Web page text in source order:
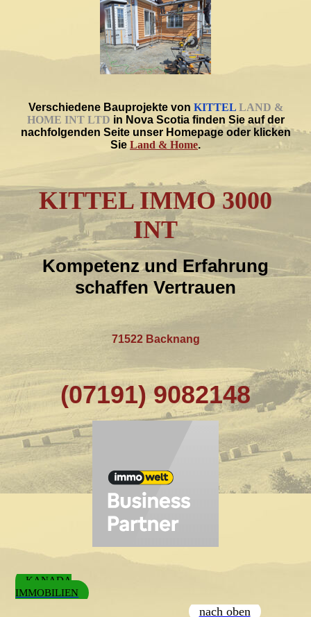
Verschiedene Bauprojekte von KITTEL LAND &
HOME INT LTD in Nova Scotia finden Sie auf der
nachfolgenden Seite unser Homepage oder klicken
Sie Land & Home.
KITTEL IMMO 3000
INT
Kompetenz und Erfahrung
schaffen Vertrauen
71522 Backnang
(07191) 9082148
KANADA
IMMOBILIEN
nach oben